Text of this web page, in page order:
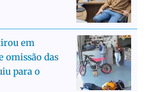
em
omissão das
para o